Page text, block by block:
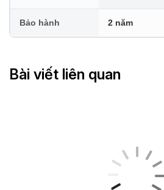
Bảo hành 2 năm
Bài viết liên quan